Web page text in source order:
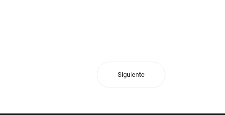
Siguiente